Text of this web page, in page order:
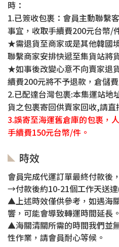
時：
1.已簽收包裹：會員主動聯繫
事宜，收取手續費200元台幣/
★需退貨至商家或是其他韓國
聯繫商家安排快遞至集貨站將
★如事後改變心意不向賣家退
續費200元將不予退款，倉儲
2.已配達台灣包裹:本集運站地
貨之包裹寄回供賣家回收,請直
3.誤寄至海運舊倉庫的包裹，
手續費150元台幣/件。
時效
會員完成代運訂單最終付款後
→付款後約10-21個工作天送
▲上述時效僅供參考，如遇海
響，可能會導致轉運時間延長。
▲海關清關所需的時間我們並
性作業，請會員耐心等候。